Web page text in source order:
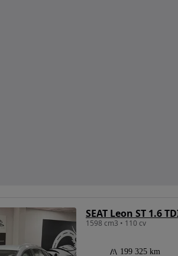
SEAT Leon ST 1.6
1598 cm3 • 110 cv
199 325 km